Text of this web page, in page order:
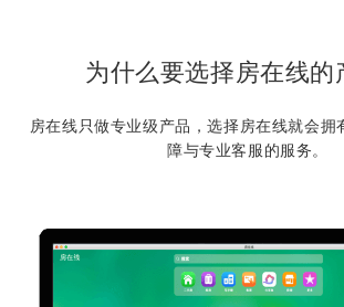
为什么要选择房在线的
房在线只做专业级产品，选择房在线就会拥
障与专业客服的服务。